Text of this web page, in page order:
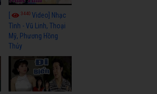
3440Video] Nhạc
Tình - Vũ Linh, Thoại
Mỹ, Phương Hồng
Thủy